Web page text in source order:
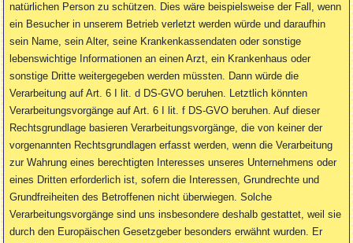
natürlichen Person zu schützen. Dies wäre beispielsweise der Fall, wenn
ein Besucher in unserem Betrieb verletzt werden würde und daraufhin
sein Name, sein Alter, seine Krankenkassendaten oder sonstige
lebenswichtige Informationen an einen Arzt, ein Krankenhaus oder
sonstige Dritte weitergegeben werden müssten. Dann würde die
Verarbeitung auf Art. 6 I lit. d DS-GVO beruhen. Letztlich könnten
Verarbeitungsvorgänge auf Art. 6 I lit. f DS-GVO beruhen. Auf dieser
Rechtsgrundlage basieren Verarbeitungsvorgänge, die von keiner der
vorgenannten Rechtsgrundlagen erfasst werden, wenn die Verarbeitung
zur Wahrung eines berechtigten Interesses unseres Unternehmens oder
eines Dritten erforderlich ist, sofern die Interessen, Grundrechte und
Grundfreiheiten des Betroffenen nicht überwiegen. Solche
Verarbeitungsvorgänge sind uns insbesondere deshalb gestattet, weil sie
durch den Europäischen Gesetzgeber besonders erwähnt wurden. Er